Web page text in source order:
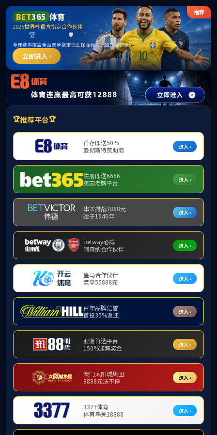
PA视讯集团|中国有限公
司-官方网站
公司简介
公司简介 企业文化 组织架构
企业荣誉 社会责任 领导团队
领导致辞
组织架构
襄阳市水利PA视讯集团有限公司成立于1956年，是以水利水